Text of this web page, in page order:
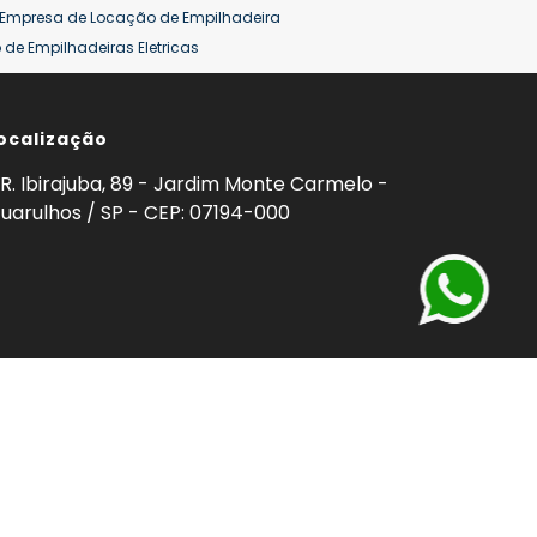
Empresa de Locação de Empilhadeira
Empilhadeiras Eletricas
de Empilhadeiras
Empilhadeira Hyster
ton Venda Empilhadeiras 25 ton
R. Ibirajuba, 89 - Jardim Monte Carmelo -
/ SP - CEP: 07194-000